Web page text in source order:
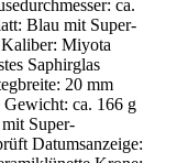
ca.
Blau mit Super-
Miyota
Saphirglas
20 mm
Gewicht: ca. 166 g
Super-
Datumsanzeige: